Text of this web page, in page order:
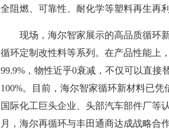
全阻燃、可靠性、耐化学等塑料再生再
现场，海尔智家展示的高品质循环新
循环定制改性料等系列。在产品性能上
99.9%，物性近乎0衰减，不仅可以直
100%。目前，海尔智家循环新材料已
国际化工巨头企业、头部汽车部件厂等
月，海尔再循环与丰田通商达成战略合